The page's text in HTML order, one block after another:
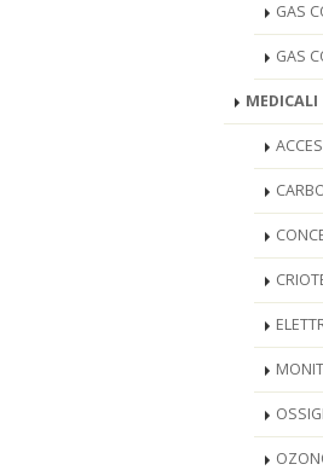
GAS
GAS
MEDICALI